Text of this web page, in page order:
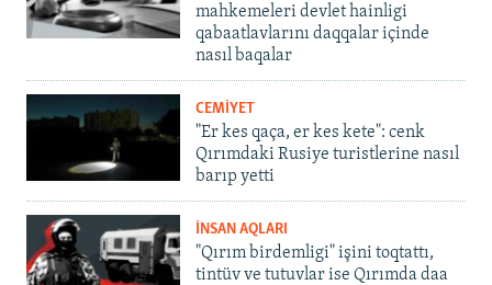
mahkemeleri devlet hainligi
qabaatlavlarını daqqalar içinde
nasıl baqalar
CEMİYET
"Er kes qaça, er kes kete": cenk
Qırımdaki Rusiye turistlerine nasıl
barıp yetti
İNSAN AQLARI
"Qırım birdemligi" işini toqtattı,
tintüv ve tutuvlar ise Qırımda daa